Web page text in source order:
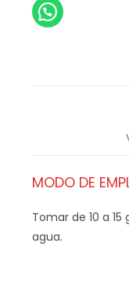
MODO DE
Tomar de 10 a
agua.